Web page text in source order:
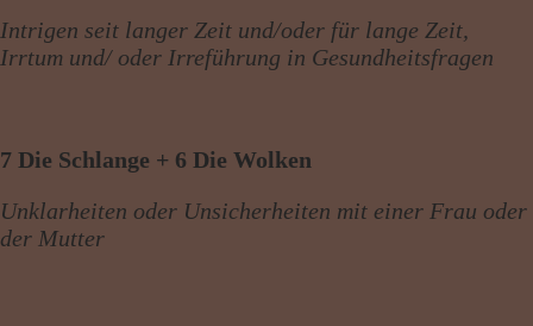
Intrigen seit langer Zeit und/oder für lange Zeit,
Irrtum und/ oder Irreführung in Gesundheitsfragen
7 Die Schlange + 6 Die Wolken
Unklarheiten oder Unsicherheiten mit einer Frau oder
der Mutter